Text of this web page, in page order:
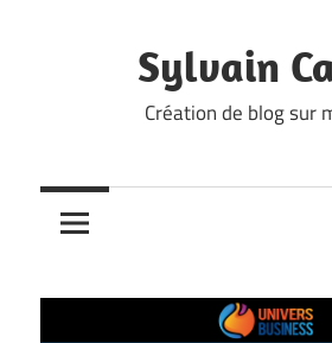
Sylvain
Création de blog sur